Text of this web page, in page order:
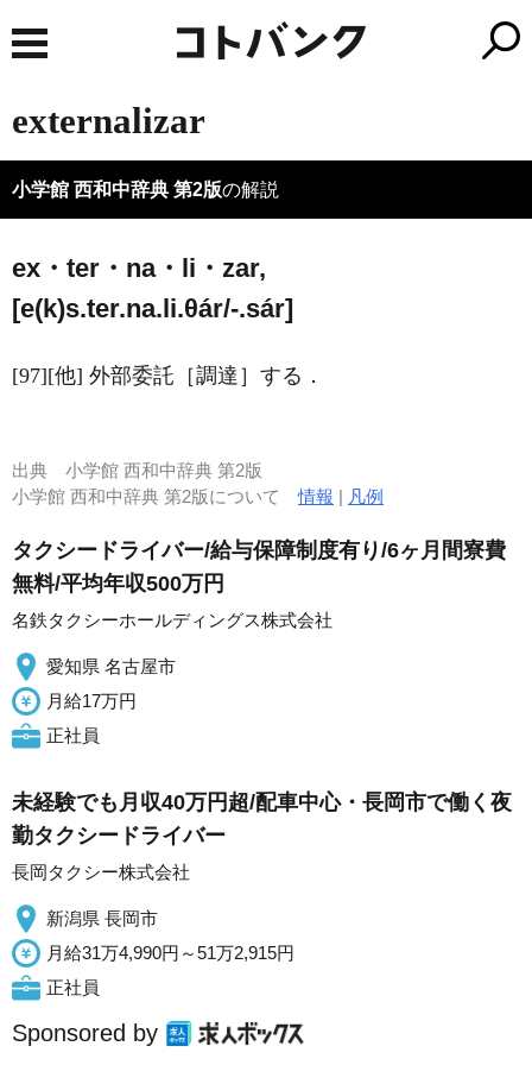
externalizar
小学館 西和中辞典 第2版の解説
ex・ter・na・li・zar,
[e(k)s.ter.na.li.θár/-.sár]
[97][他] 外部委託［調達］する．
出典 小学館 西和中辞典 第2版
小学館 西和中辞典 第2版について情報 | 凡例
タクシードライバー/給与保障制度有り/6ヶ月間寮費
無料/平均年収500万円
名鉄タクシーホールディングス株式会社
愛知県 名古屋市
月給17万円
正社員
未経験でも月収40万円超/配車中心・長岡市で働く夜
勤タクシードライバー
長岡タクシー株式会社
新潟県 長岡市
月給31万4,990円～51万2,915円
正社員
Sponsored by